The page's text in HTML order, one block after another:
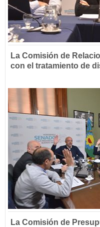
La Comisión de
con el tratamiento de
La Comisión de